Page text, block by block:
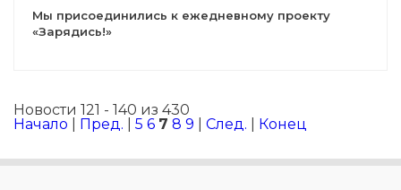
Мы присоединились к ежедневному проекту
«Зарядись!»
Новости 121 - 140 из 430
Начало
Пред. 5 6 7 8 9 След. Конец